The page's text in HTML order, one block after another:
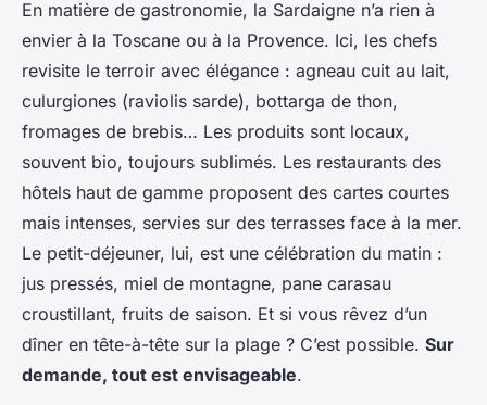
En matière de gastronomie, la Sardaigne n’a rien à
envier à la Toscane ou à la Provence. Ici, les chefs
revisite le terroir avec élégance : agneau cuit au lait,
culurgiones (raviolis sarde), bottarga de thon,
fromages de brebis… Les produits sont locaux,
souvent bio, toujours sublimés. Les restaurants des
hôtels haut de gamme proposent des cartes courtes
mais intenses, servies sur des terrasses face à la mer.
Le petit-déjeuner, lui, est une célébration du matin :
jus pressés, miel de montagne, pane carasau
croustillant, fruits de saison. Et si vous rêvez d’un
dîner en tête-à-tête sur la plage ? C’est possible. Sur
demande, tout est envisageable.